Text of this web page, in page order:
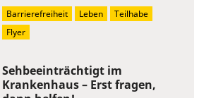
Sehbeeinträchtigt im
Krankenhaus – Erst fragen,
Barrierefreiheit Leben
Teilhabe
Flyer